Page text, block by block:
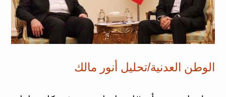
الوطن العدنية/تحليل أنور مالك